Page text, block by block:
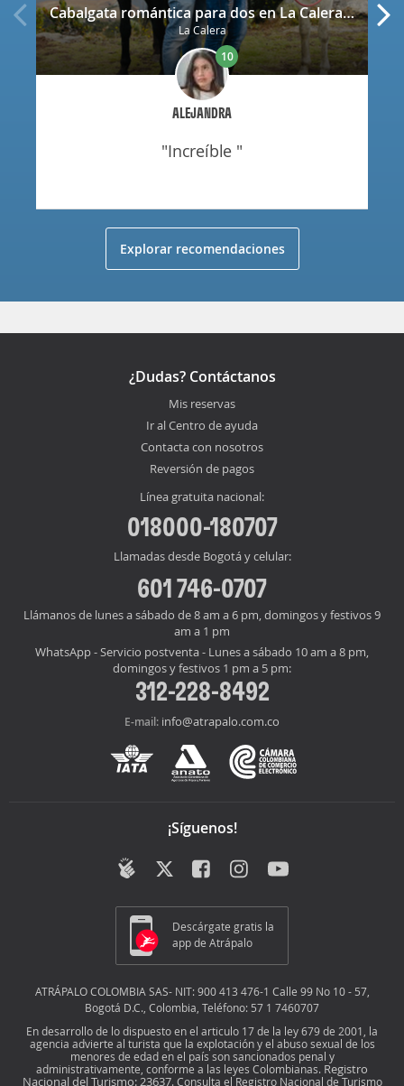
Cabalgata romántica para dos en La Calera con decoración
La Calera
ALEJANDRA
10
"increíble "
Explorar recomendaciones
¿Dudas? Contáctanos
Mis reservas
Ir al Centro de ayuda
Contacta con nosotros
Reversión de pagos
Línea gratuita nacional:
018000-180707
Llamadas desde Bogotá y celular:
601 746-0707
Llámanos de lunes a sábado de 8 am a 6 pm, domingos y festivos 9
am a 1 pm
WhatsApp - Servicio postventa - Lunes a sábado 10 am a 8 pm,
domingos y festivos 1 pm a 5 pm:
312-228-8492
E-mail: info@atrapalo.com.co
¡Síguenos!
Descárgate gratis la
app de Atrápalo
ATRÁPALO COLOMBIA SAS- NIT: 900 413 476-1 Calle 99 No 10 - 57,
Bogotá D.C., Colombia, Teléfono: 57 1 7460707
En desarrollo de lo dispuesto en el articulo 17 de la ley 679 de 2001, la
agencia advierte al turista que la explotación y el abuso sexual de los
menores de edad en el país son sancionados penal y
administrativamente, conforme a las leyes Colombianas. Registro
Nacional del Turismo: 23637. Consulta el Registro Nacional de Turismo